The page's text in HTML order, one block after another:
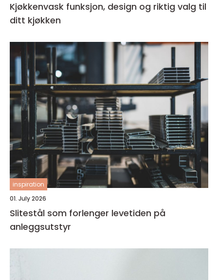
Kjøkkenvask funksjon, design og riktig valg til
ditt kjøkken
inspiration
01. July 2026
Slitestål som forlenger levetiden på
anleggsutstyr